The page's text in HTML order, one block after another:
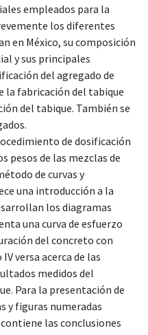
empleados para la
los diferentes
en México, su composición
y sus principales
del agregado de
la fabricación del tabique
del tabique. También se
de dosificación
pesos de las mezclas de
de curvas y
una introducción a la
los diagramas
una curva de esfuerzo
del concreto con
versa acerca de las
medidos del
Para la presentación de
y figuras numeradas
las conclusiones